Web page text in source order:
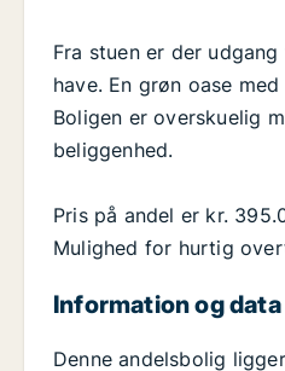
Fra stuen er der
have. En grøn oase
Boligen er overskuelig
beliggenhed.
Pris på andel er kr.
Mulighed for hurtig
Information og data
Denne andelsbolig